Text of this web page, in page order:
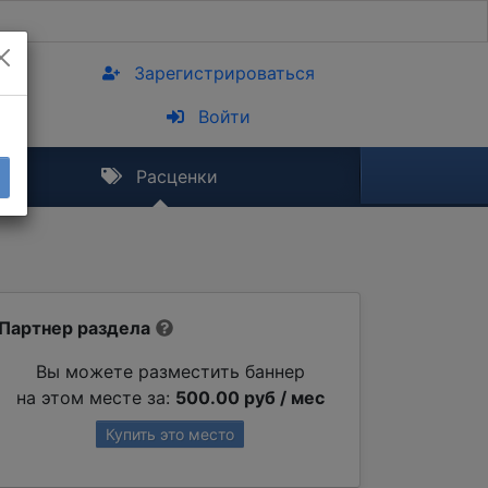
Зарегистрироваться
Войти
Расценки
Партнер раздела
Вы можете разместить баннер
на этом месте за: 500.00 руб / мес
Купить это место